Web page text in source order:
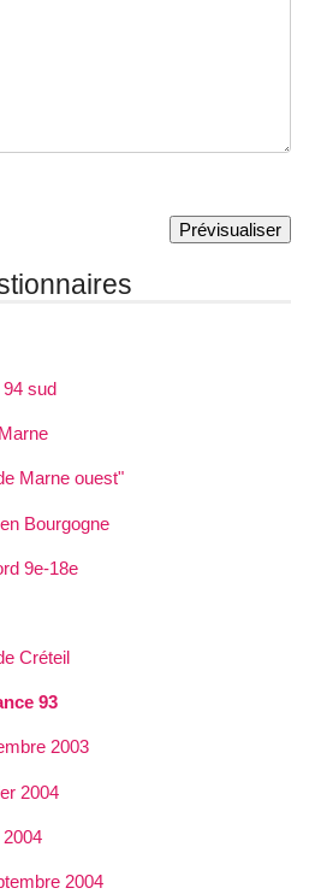
sud
Marne ouest"
Bourgogne
9e-18e
Créteil
93
2003
2004
2004